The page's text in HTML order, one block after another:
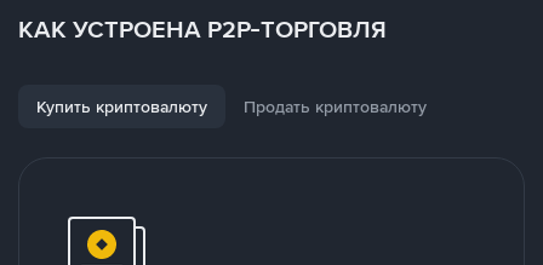
КАК УСТРОЕНА P2P-ТОРГОВЛЯ
Купить криптовалюту Продать криптовалюту